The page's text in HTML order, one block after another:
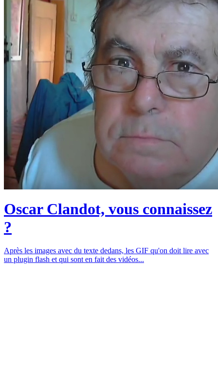
Oscar Clandot, vous connaissez
?
Après les images avec du texte dedans, les GIF qu'on doit lire avec
un plugin flash et qui sont en fait des vidéos...